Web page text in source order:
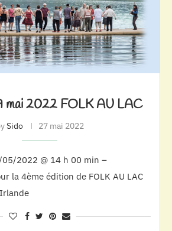
mai 2022 FOLK AU LAC
Sido 27 mai 2022
2022 @ 14 h 00 min –
la 4ème édition de FOLK AU LAC